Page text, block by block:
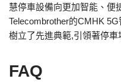
慧停車設備向更加智能、便
Telecombrother的CMHK
樹立了先進典範,引領著停車
FAQ